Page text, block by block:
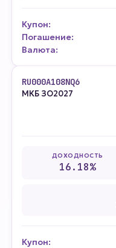
Купон:
Погашение:
Валюта:
RU000A108NQ6
МКБ ЗО2027
ДОХОДНОСТЬ
16.18%
Купон: